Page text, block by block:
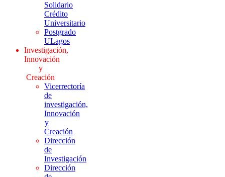
Solidario
Crédito
Universitario
Postgrado
ULagos
Investigación,
Innovación
y
Creación
Vicerrectoría
de
investigación,
Innovación
y
Creación
Dirección
de
Investigación
Dirección